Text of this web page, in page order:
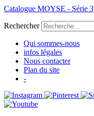
Catalogue MOYSE - Série 3
Rechercher
Qui sommes-nous
infos légales
Nous contacter
Plan du site
-